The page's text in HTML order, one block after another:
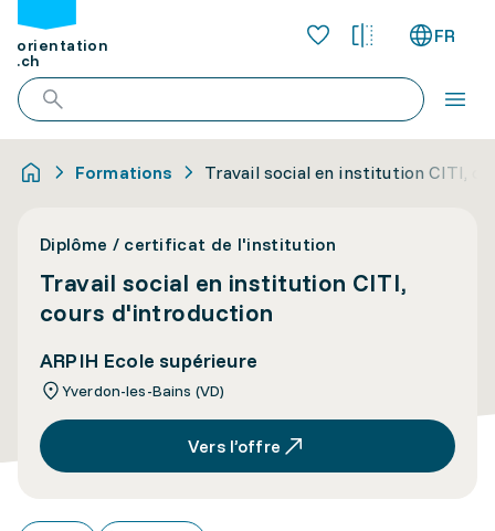
orientation
.ch
FR
Formations Travail social en institution CITI,
Diplôme / certificat de l'institution
Travail social en institution CITI,
cours d'introduction
ARPIH Ecole supérieure
Yverdon-les-Bains (VD)
Vers l’offre